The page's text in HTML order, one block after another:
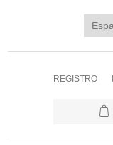
REGISTRO